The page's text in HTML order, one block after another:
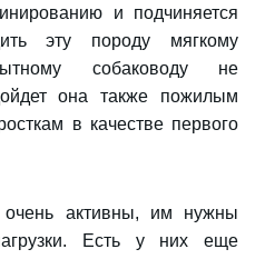
и подчиняется
эту породу мягкому
собаководу не
она также пожилым
в качестве первого
очень активны, им нужны
Есть у них еще